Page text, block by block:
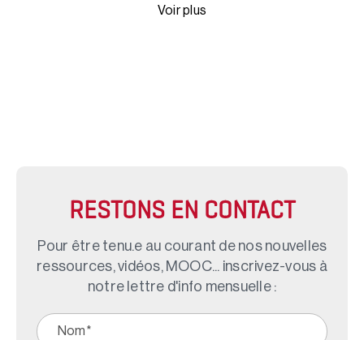
Voir plus
RESTONS EN CONTACT
Pour être tenu.e au courant de nos nouvelles
ressources, vidéos, MOOC... inscrivez-vous à
notre lettre d'info mensuelle :